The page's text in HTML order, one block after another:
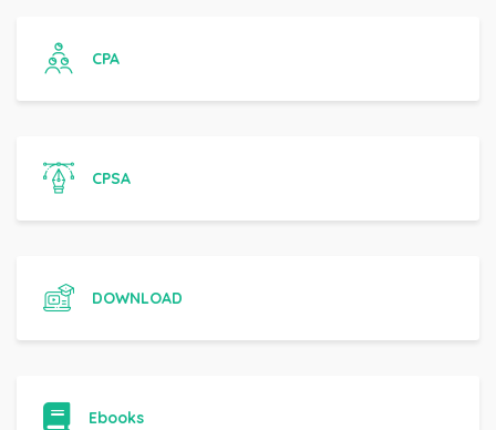
CPA
CPSA
DOWNLOAD
Ebooks